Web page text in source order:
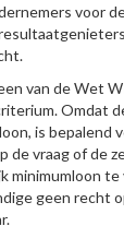
voor
van de Wet
Omdat
is bepalend
de vraag of de
minimumloon
geen recht